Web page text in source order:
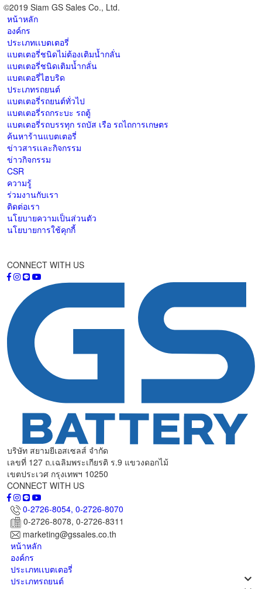
©2019 Siam GS Sales Co., Ltd.
หน้าหลัก
องค์กร
ประเภทเเบตเตอรี่
แบตเตอรี่ชนิดไม่ต้องเติมน้ำกลั่น
แบตเตอรี่ชนิดเติมน้ำกลั่น
แบตเตอรี่ไฮบริด
ประเภทรถยนต์
แบตเตอรี่รถยนต์ทั่วไป
แบตเตอรี่รถกระบะ รถตู้
แบตเตอรี่รถบรรทุก รถบัส เรือ รถไถการเกษตร
ค้นหาร้านแบตเตอรี่
ข่าวสารเเละกิจกรรม
ข่าวกิจกรรม
CSR
ความรู้
ร่วมงานกับเรา
ติดต่อเรา
นโยบายความเป็นส่วนตัว
นโยบายการใช้คุกกี้
CONNECT WITH US
บริษัท สยามยีเอสเซลส์ จำกัด
เลขที่ 127 ถ.เฉลิมพระเกียรติ ร.9 แขวงดอกไม้
เขตประเวศ กรุงเทพฯ 10250
CONNECT WITH US
0-2726-8054, 0-2726-8070
0-2726-8078, 0-2726-8311
marketing@gssales.co.th
หน้าหลัก
องค์กร
ประเภทเเบตเตอรี่
ประเภทรถยนต์